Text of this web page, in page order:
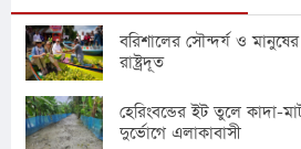
বরিশালের সৌন্দর্য ও
রাষ্ট্রদূত
হেরিংবন্ডের ইট তুলে কাদা-
দুর্ভোগে এলাকাবাসী